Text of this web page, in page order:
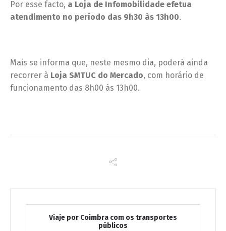
Por esse facto, a Loja de Infomobilidade efetua
atendimento no período das 9h30 às 13h00.
Mais se informa que, neste mesmo dia, poderá ainda
recorrer à Loja SMTUC do Mercado, com horário de
funcionamento das 8h00 às 13h00.
Viaje por Coimbra com os transportes
públicos